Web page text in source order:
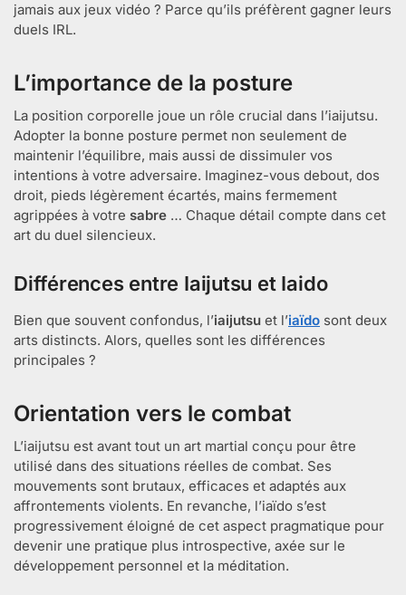
jamais aux jeux vidéo ? Parce qu’ils préfèrent gagner leurs
duels IRL.
L’importance de la posture
La position corporelle joue un rôle crucial dans l’iaijutsu.
Adopter la bonne posture permet non seulement de
maintenir l’équilibre, mais aussi de dissimuler vos
intentions à votre adversaire. Imaginez-vous debout, dos
droit, pieds légèrement écartés, mains fermement
agrippées à votre sabre … Chaque détail compte dans cet
art du duel silencieux.
Différences entre Iaijutsu et Iaido
Bien que souvent confondus, l’iaijutsu et l’iaïdo sont deux
arts distincts. Alors, quelles sont les différences
principales ?
Orientation vers le combat
L’iaijutsu est avant tout un art martial conçu pour être
utilisé dans des situations réelles de combat. Ses
mouvements sont brutaux, efficaces et adaptés aux
affrontements violents. En revanche, l’iaïdo s’est
progressivement éloigné de cet aspect pragmatique pour
devenir une pratique plus introspective, axée sur le
développement personnel et la méditation.